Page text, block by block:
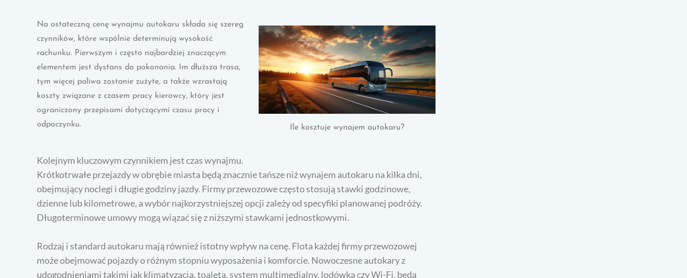
Ile kosztuje wynajem autokaru?
Na ostateczną cenę wynajmu autokaru składa się szereg
czynników, które wspólnie determinują wysokość
rachunku. Pierwszym i często najbardziej znaczącym
elementem jest dystans do pokonania. Im dłuższa trasa,
tym więcej paliwa zostanie zużyte, a także wzrastają
koszty związane z czasem pracy kierowcy, który jest
ograniczony przepisami dotyczącymi czasu pracy i
odpoczynku.
Kolejnym kluczowym czynnikiem jest czas wynajmu.
Krótkotrwałe przejazdy w obrębie miasta będą znacznie tańsze niż wynajem autokaru na kilka dni,
obejmujący noclegi i długie godziny jazdy. Firmy przewozowe często stosują stawki godzinowe,
dzienne lub kilometrowe, a wybór najkorzystniejszej opcji zależy od specyfiki planowanej podróży.
Długoterminowe umowy mogą wiązać się z niższymi stawkami jednostkowymi.
Rodzaj i standard autokaru mają również istotny wpływ na cenę. Flota każdej firmy przewozowej
może obejmować pojazdy o różnym stopniu wyposażenia i komforcie. Nowoczesne autokary z
udogodnieniami takimi jak klimatyzacja, toaleta, system multimedialny, lodówka czy Wi-Fi, będą